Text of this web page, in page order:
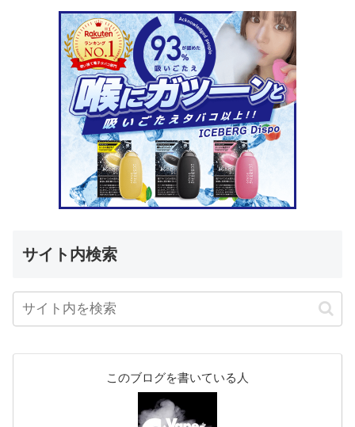
サイト内検索
このブログを書いている人